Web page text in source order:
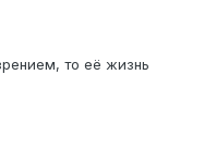
то её жизнь